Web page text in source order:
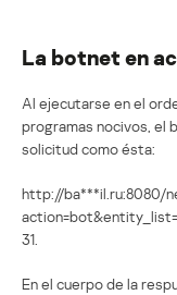
La botnet en
Al ejecutarse en el
programas nocivos, el
solicitud como ésta:
http://ba***il.ru:8080/
31.
En el cuerpo de la